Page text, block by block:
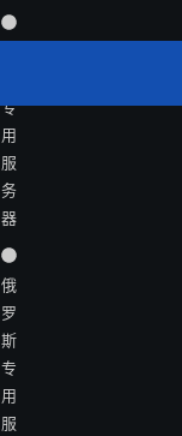
专
用
服
务
器
俄
罗
斯
专
用
服